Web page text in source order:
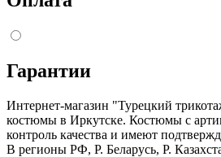
Гарантии
Интернет-магазин "Турецкий
костюмы в Иркутске. Костюмы с
контроль качества и имеют
В регионы РФ, Р. Беларусь, Р.